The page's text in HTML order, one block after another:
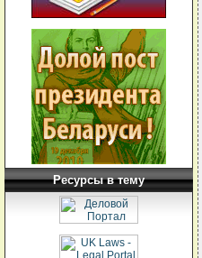
Ресурсы в тему